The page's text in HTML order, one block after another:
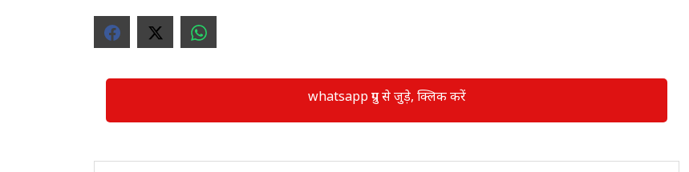
whatsapp ग्रुप से जुड़े, क्लिक करें